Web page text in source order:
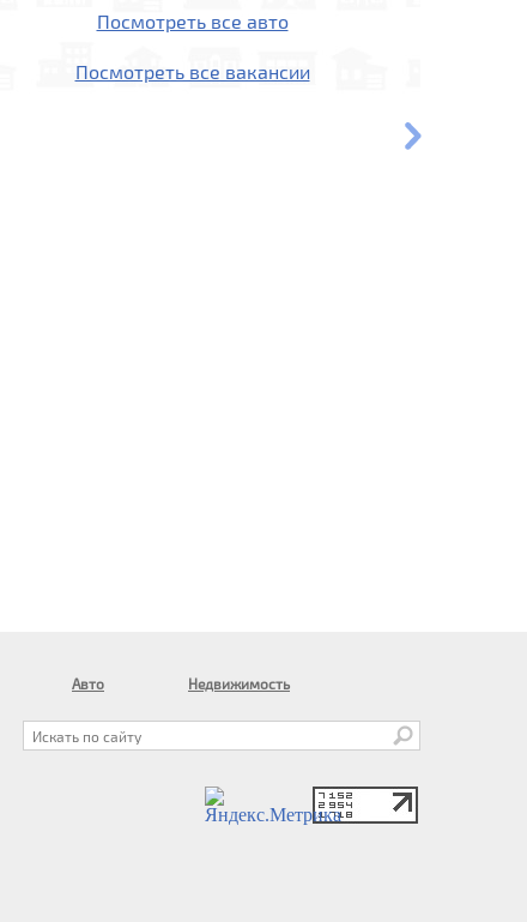
Посмотреть все авто
Посмотреть все вакансии
Авто Недвижимость